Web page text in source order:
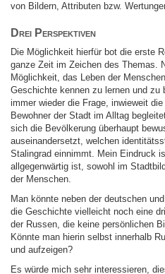
von Bildern, Attributen bzw.
Drei Perspektiven
Die Möglichkeit hierfür bot die erste
ganze Zeit im Zeichen des Themas.
Möglichkeit, das Leben der
Geschichte kennen zu lernen und
immer wieder die Frage, inwieweit
Bewohner der Stadt im Alltag
sich die Bevölkerung überhaupt
auseinandersetzt, welchen
Stalingrad einnimmt. Mein Eindruck
allgegenwärtig ist, sowohl im
der Menschen.
Man könnte neben der deutschen
die Geschichte vielleicht noch eine
der Russen, die keine persönlichen
Könnte man hierin selbst innerhalb
und aufzeigen?
Es würde mich sehr interessieren,